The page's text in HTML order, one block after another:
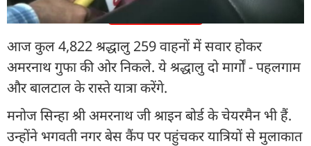
आज कुल 4,822 श्रद्धालु 259 वाहनों में सवार होकर
अमरनाथ गुफा की ओर निकले. ये श्रद्धालु दो मार्गों - पहलगाम
और बालटाल के रास्ते यात्रा करेंगे.
मनोज सिन्हा श्री अमरनाथ जी श्राइन बोर्ड के चेयरमैन भी हैं.
उन्होंने भगवती नगर बेस कैंप पर पहुंचकर यात्रियों से मुलाकात